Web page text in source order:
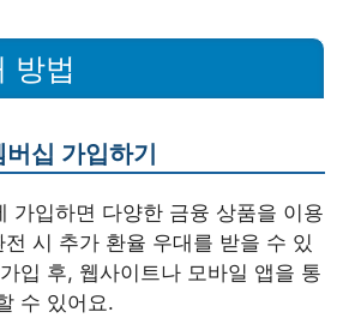
방법
버십 가입하기
가입하면 다양한 금융 상품을 이용
시 추가 환율 우대를 받을 수 있
입 후, 웹사이트나 모바일 앱을 통
수 있어요.